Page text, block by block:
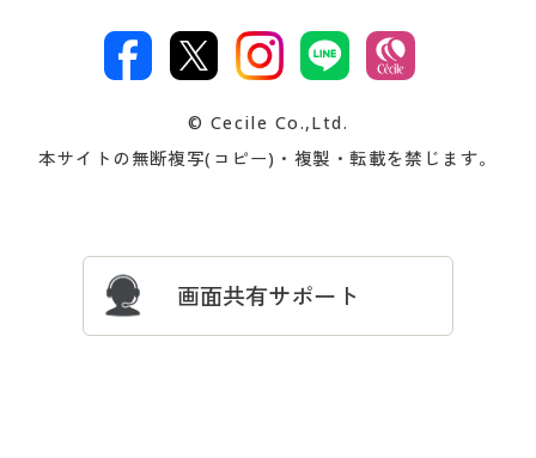
著作権・商標について 会社案内
プレゼント＆キャンペーン サイトマップ
交換・返品は お支払は
ついて
忘れの場合
© Cecile Co.,Ltd.
本サイトの無断複写(コピー)・複製・転載を禁じます。
画面共有サポート